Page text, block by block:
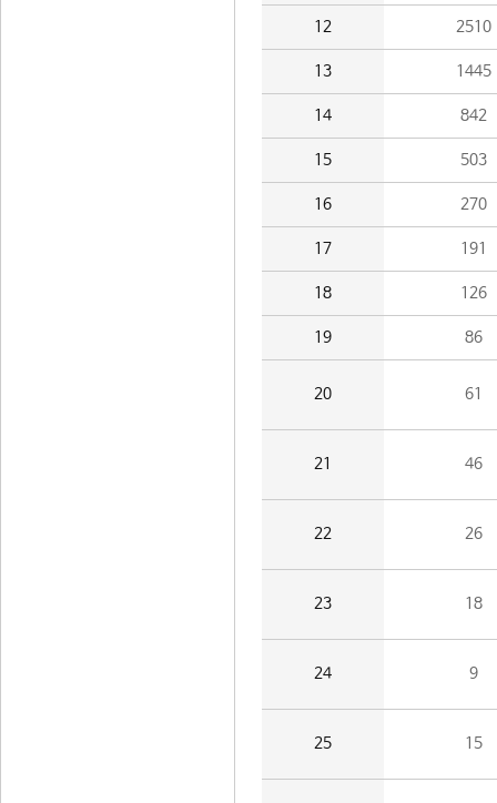
12 2510
13 1445
14 842
15 503
16 270
17 191
18 126
19 86
20 61
21 46
22 26
23 18
24 9
25 15